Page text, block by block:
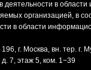
деятельности в
организацией, в
в области
г. Москва, вн. тер. г.
7, этаж 5, ком. 1−39